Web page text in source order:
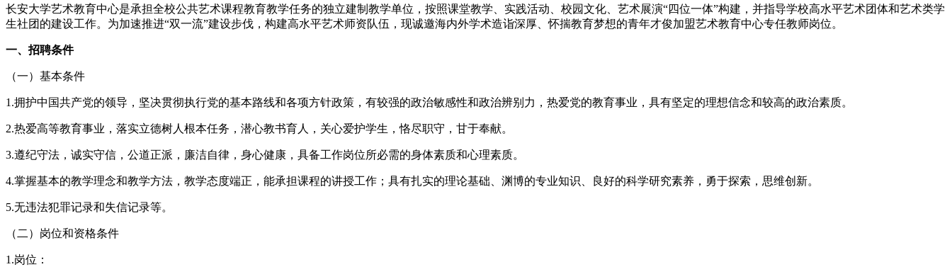
长安大学艺术教育中心是承担全校公共艺术课程教育教学任务的独立建制教学单位，按照课堂教学、实践活动、校园文化、艺术展演“四位一体”构建，并指导学校高水平艺术团体和艺术类学
生社团的建设工作。为加速推进“双一流”建设步伐，构建高水平艺术师资队伍，现诚邀海内外学术造诣深厚、怀揣教育梦想的青年才俊加盟艺术教育中心专任教师岗位。
一、招聘条件
（一）基本条件
1.拥护中国共产党的领导，坚决贯彻执行党的基本路线和各项方针政策，有较强的政治敏感性和政治辨别力，热爱党的教育事业，具有坚定的理想信念和较高的政治素质。
2.热爱高等教育事业，落实立德树人根本任务，潜心教书育人，关心爱护学生，恪尽职守，甘于奉献。
3.遵纪守法，诚实守信，公道正派，廉洁自律，身心健康，具备工作岗位所必需的身体素质和心理素质。
4.掌握基本的教学理念和教学方法，教学态度端正，能承担课程的讲授工作；具有扎实的理论基础、渊博的专业知识、良好的科学研究素养，勇于探索，思维创新。
5.无违法犯罪记录和失信记录等。
（二）岗位和资格条件
1.岗位：